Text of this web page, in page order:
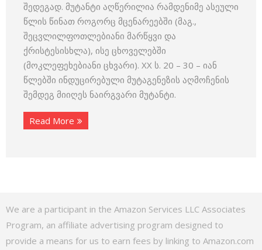
შედეგად. მუტანტი აღწერილია რამდენიმე ასეული
წლის წინათ როგორც მცენარეებში (მაგ.,
შეცვლილფოთლებიანი მარწყვი და
ქრისტესისხლა), ისე ცხოველებში
(მოკლეფეხებიანი ცხვარი). XX ს. 20 – 30 – იან
წლებში ინდუცირებული მუტაგენეზის აღმოჩენის
შემდეგ მიიღეს ნაირგვარი მუტანტი.
Read More
We are a participant in the Amazon Services LLC Associates
Program, an affiliate advertising program designed to
provide a means for us to earn fees by linking to Amazon.com